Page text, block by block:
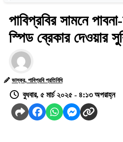
পাবিপ্রবির সামনে
স্পিড ব্রেকার দেওয়ার
ভাস্কর, পাবিপ্রবি প্রতিনিধি
বুধবার, ৫ মার্চ ২০২৫ - ৪:১৩ অপরাহ্ন